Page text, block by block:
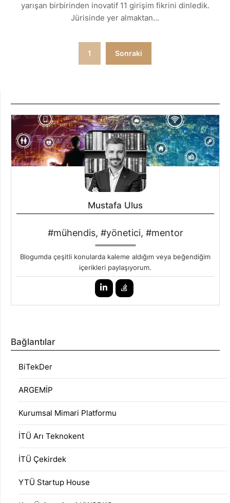
yarışan birbirinden inovatif 11 girişim fikrini dinledik.
Jürisinde yer almaktan…
sayfalandırması
1 Sonraki
Mustafa Ulus
#mühendis, #yönetici, #mentor
Blogumda çeşitli konularda kaleme aldığım veya beğendiğim
içerikleri paylaşıyorum.
Bağlantılar
BiTekDer
ARGEMİP
Kurumsal Mimari Platformu
İTÜ Arı Teknokent
İTÜ Çekirdek
YTÜ Startup House